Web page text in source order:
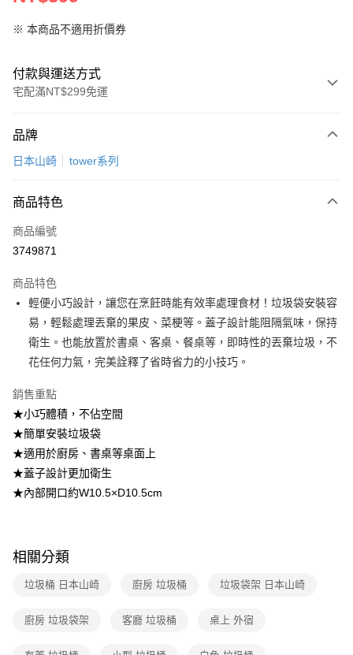
※ 本商品不適用折價券
付款與運送方式
宅配滿NT$299免運
信用卡一次付款
Apple Pay
悠遊付
全盈+PAY
大哥付你分期
相關說明
【大哥付你分期使用說明】
1.本服務由台灣大哥大提供，台灣大哥大用戶可立即使用無須另外申請。
流程，驗證手機門號後，選擇欲分期的期數、繳款截止日，確認付款後即完
成交易。
3.實際核准額度、可分期數及費用金額請依後續交易確認頁面所載為準。
4.訂單成立30分鐘內，如未前往確認交易或遇審核未通過，訂單將自動取
消。如遇「轉專審核」未通過狀況，表示未達大哥付你分期系統評分，恕無
法說明評估內容。
1.分期款項不併入電信帳單，「大哥付你分期」於每月結算日後寄送繳費提
1.本服務係由「台灣大哥大股份有限公司」（以下簡稱本公司）所提供，讓
2.基於同意付款使用「大哥付你分期」之契約關係目的，商店將以您的個人
ATM付款
運送方式
宅配【父親節大回饋】限時$299免運
每筆NT$150，滿NT$299(含以上)免運費
品牌
日本山崎 tower系列
商品特色
商品編號
3749871
商品特色
輕便小巧設計，讓您在烹飪時能有效率處理食材！垃圾袋安裝容
易，輕鬆處理丟棄的果皮、菜梗等。蓋子設計能阻隔氣味，保持
衛生。也能放置於書桌、客桌、餐桌等，即時性的丟棄垃圾，不
花任何力氣，完美詮釋了省時省力的小技巧。
銷售重點
★小巧體積，不佔空間
★簡單安裝垃圾袋
★適用於廚房、書桌等桌面上
★蓋子設計更加衛生
★內部開口約W10.5×D10.5cm
相關分類
垃圾桶 日本山崎 廚房 垃圾桶 垃圾袋架 日本山崎
廚房 垃圾袋架 客廳 垃圾桶 桌上 外宿